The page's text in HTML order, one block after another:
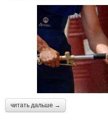
читать дальше →